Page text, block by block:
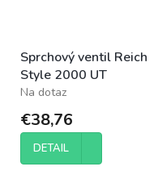
Sprchový ventil Reich
Style 2000 UT
Na dotaz
€38,76
DETAIL